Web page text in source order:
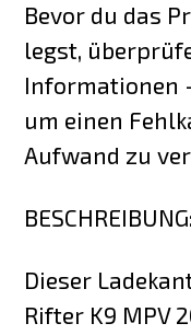
Bevor du das
legst,
Informationen
um einen
Aufwand zu
BESCHREIBUNG:
Dieser
Rifter K9 MPV